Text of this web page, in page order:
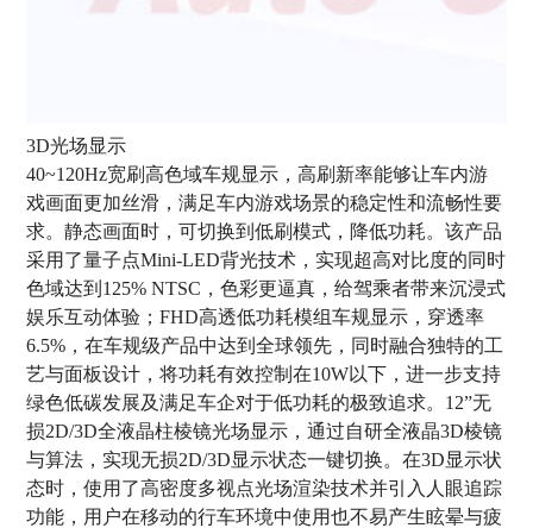
3D光场显示
40~120Hz宽刷高色域车规显示，高刷新率能够让车内游
戏画面更加丝滑，满足车内游戏场景的稳定性和流畅性要
求。静态画面时，可切换到低刷模式，降低功耗。该产品
采用了量子点Mini-LED背光技术，实现超高对比度的同时
色域达到125% NTSC，色彩更逼真，给驾乘者带来沉浸式
娱乐互动体验；FHD高透低功耗模组车规显示，穿透率
6.5%，在车规级产品中达到全球领先，同时融合独特的工
艺与面板设计，将功耗有效控制在10W以下，进一步支持
绿色低碳发展及满足车企对于低功耗的极致追求。12”无
损2D/3D全液晶柱棱镜光场显示，通过自研全液晶3D棱镜
与算法，实现无损2D/3D显示状态一键切换。在3D显示状
态时，使用了高密度多视点光场渲染技术并引入人眼追踪
功能，用户在移动的行车环境中使用也不易产生眩晕与疲